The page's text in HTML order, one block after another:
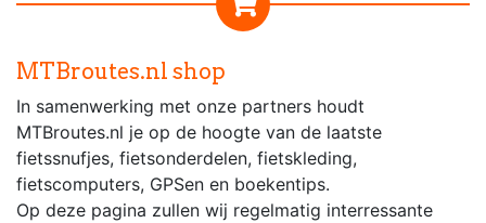
MTBroutes.nl shop
In samenwerking met onze partners houdt
MTBroutes.nl je op de hoogte van de laatste
fietssnufjes, fietsonderdelen, fietskleding,
fietscomputers, GPSen en boekentips.
Op deze pagina zullen wij regelmatig interressante